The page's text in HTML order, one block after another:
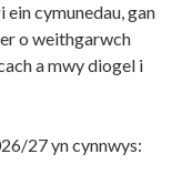
cymunedau, gan
o weithgarwch
a mwy diogel i
27 yn cynnwys: